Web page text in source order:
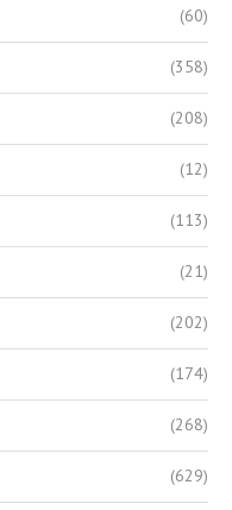
(60)
(358)
(208)
(12)
(113)
(21)
(202)
(174)
(268)
(629)